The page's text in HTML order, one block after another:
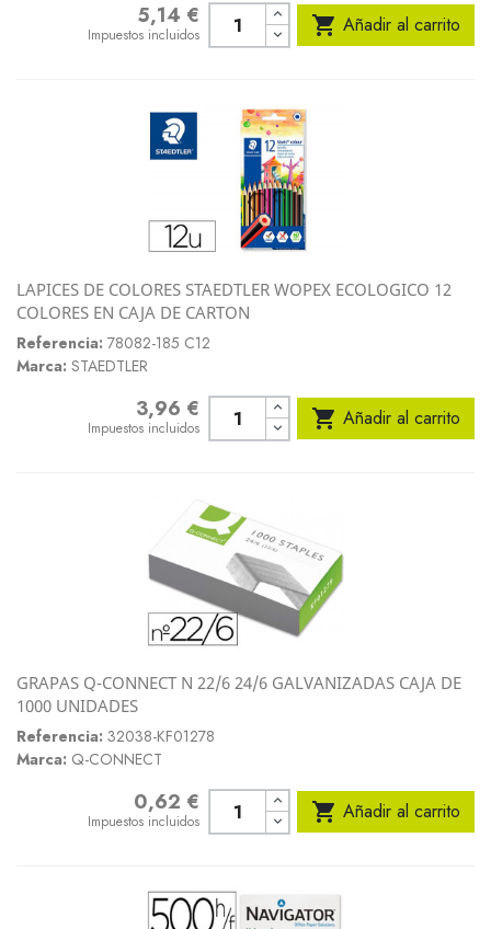
5,14 €
Impuestos incluidos  Añadir al carrito
LAPICES DE COLORES STAEDTLER WOPEX ECOLOGICO 12
COLORES EN CAJA DE CARTON
Referencia: 78082-185 C12
Marca: STAEDTLER
3,96 €
Impuestos incluidos  Añadir al carrito
GRAPAS Q-CONNECT N 22/6 24/6 GALVANIZADAS CAJA DE
1000 UNIDADES
Referencia: 32038-KF01278
Marca: Q-CONNECT
0,62 €
Impuestos incluidos  Añadir al carrito